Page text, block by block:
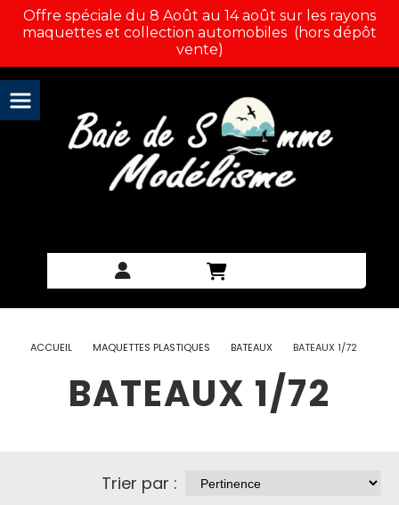
Offre spéciale du 8 Août au 14 août sur les rayons
maquettes et collection automobiles (hors dépôt
vente)
ACCUEIL MAQUETTES PLASTIQUES BATEAUX BATEAUX 1/72
BATEAUX 1/72
Trier par :
Panneau de gestion des cookies